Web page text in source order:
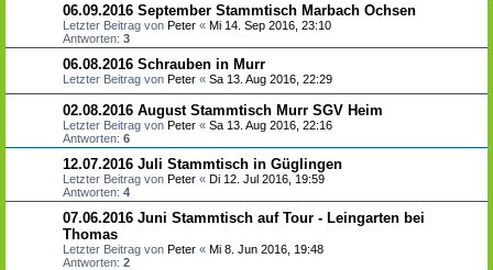
06.09.2016 September Stammtisch Marbach Ochsen
Letzter Beitrag von Peter « Mi 14. Sep 2016, 23:10
Antworten: 3
06.08.2016 Schrauben in Murr
Letzter Beitrag von Peter « Sa 13. Aug 2016, 22:29
02.08.2016 August Stammtisch Murr SGV Heim
Letzter Beitrag von Peter « Sa 13. Aug 2016, 22:16
Antworten: 6
12.07.2016 Juli Stammtisch in Güglingen
Letzter Beitrag von Peter « Di 12. Jul 2016, 19:59
Antworten: 4
07.06.2016 Juni Stammtisch auf Tour - Leingarten bei
Thomas
Letzter Beitrag von Peter « Mi 8. Jun 2016, 19:48
Antworten: 2